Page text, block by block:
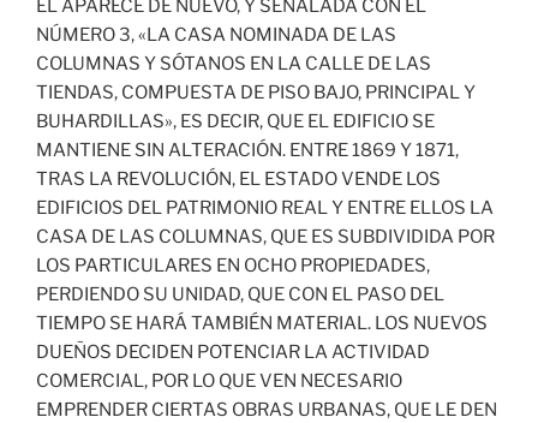
ÉL APARECE DE NUEVO, Y SEÑALADA CON EL
NÚMERO 3, «LA CASA NOMINADA DE LAS
COLUMNAS Y SÓTANOS EN LA CALLE DE LAS
TIENDAS, COMPUESTA DE PISO BAJO, PRINCIPAL Y
BUHARDILLAS», ES DECIR, QUE EL EDIFICIO SE
MANTIENE SIN ALTERACIÓN. ENTRE 1869 Y 1871,
TRAS LA REVOLUCIÓN, EL ESTADO VENDE LOS
EDIFICIOS DEL PATRIMONIO REAL Y ENTRE ELLOS LA
CASA DE LAS COLUMNAS, QUE ES SUBDIVIDIDA POR
LOS PARTICULARES EN OCHO PROPIEDADES,
PERDIENDO SU UNIDAD, QUE CON EL PASO DEL
TIEMPO SE HARÁ TAMBIÉN MATERIAL. LOS NUEVOS
DUEÑOS DECIDEN POTENCIAR LA ACTIVIDAD
COMERCIAL, POR LO QUE VEN NECESARIO
EMPRENDER CIERTAS OBRAS URBANAS, QUE LE DEN